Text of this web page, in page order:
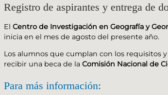
Registro de aspirantes y entrega de
El Centro de Investigación en Geografía y
inicia en el mes de agosto del presente año.
Los alumnos que cumplan con los requisitos
recibir una beca de la Comisión Nacional de
Para más información: